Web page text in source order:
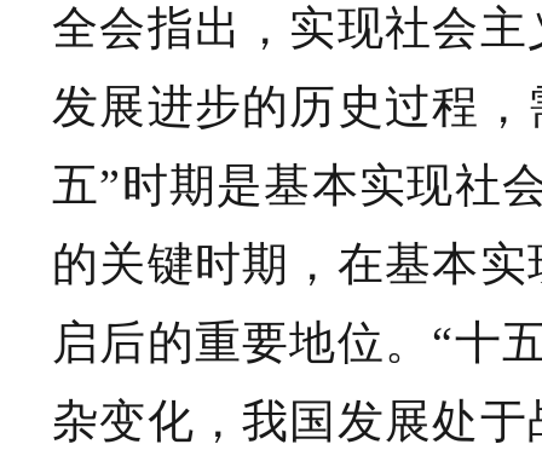
全会指出，实现社会
发展进步的历史过程
五”时期是基本实现社
的关键时期，在基本
启后的重要地位。“十
杂变化，我国发展处